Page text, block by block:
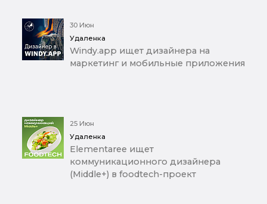
30 Июн
Удаленка
Windy.app ищет дизайнера на
маркетинг и мобильные приложения
25 Июн
Удаленка
Elementaree ищет
коммуникационного дизайнера
(Middle+) в foodtech-проект